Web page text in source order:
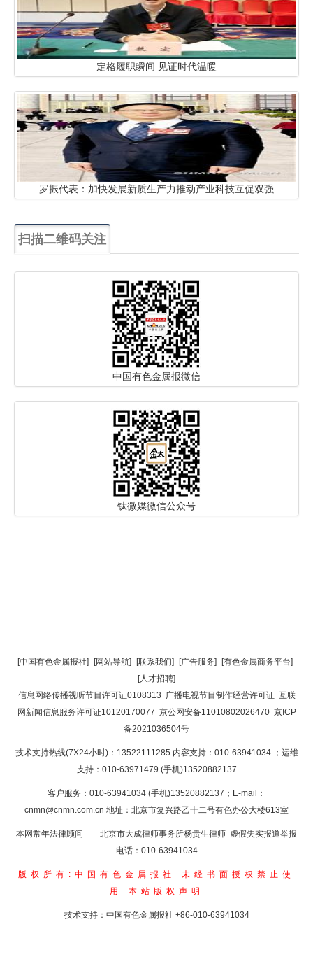
定格履职瞬间 见证时代温暖
罗振代表：加快发展新质生产力推动产业科技互促双强
扫描二维码关注
中国有色金属报微信
钛微媒微信公众号
返回顶部
返回首页
[中国有色金属报社]- [网站导航]- [联系我们]- [广告服务]- [有色金属商务平台]-
[人才招聘]
信息网络传播视听节目许可证0108313 广播电视节目制作经营许可证 互联
网新闻信息服务许可证10120170077 京公网安备11010802026470 京ICP
备2021036504号
技术支持热线(7X24小时)：13522111285 内容支持：010-63941034 ；运维
支持：010-63971479 (手机)13520882137
客户服务：010-63941034 (手机)13520882137；E-mail：
cnmn@cnmn.com.cn 地址：北京市复兴路乙十二号有色办公大楼613室
本网常年法律顾问——北京市大成律师事务所杨贵生律师 虚假失实报道举报
电话：010-63941034
版权所有:中国有色金属报社
未经书面授权禁止使
用 本站版权声明
技术支持：中国有色金属报社 +86-010-63941034